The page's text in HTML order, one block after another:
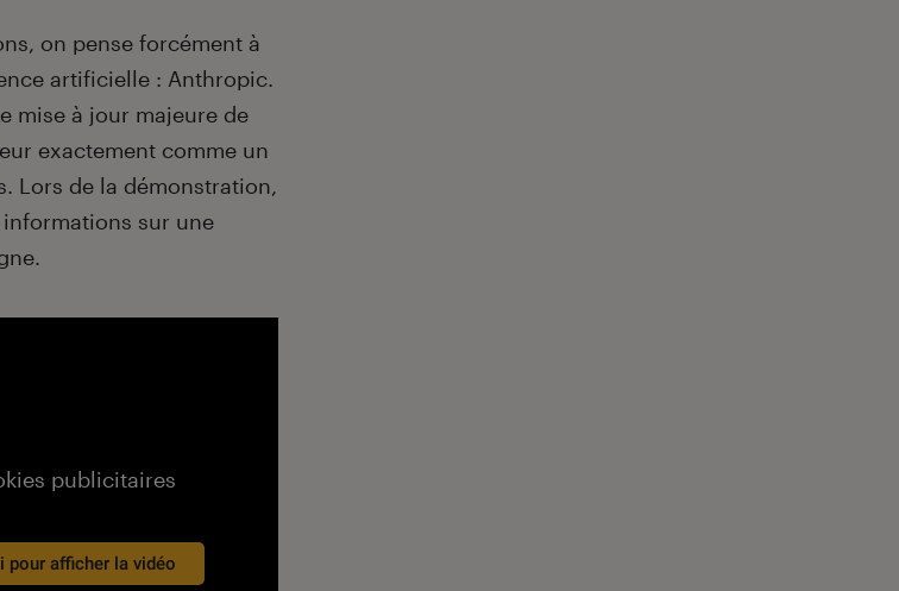
on pense forcément à
artificielle : Anthropic.
mise à jour majeure de
exactement comme un
Lors de la démonstration,
sur une
publicitaires
pour afficher la vidéo